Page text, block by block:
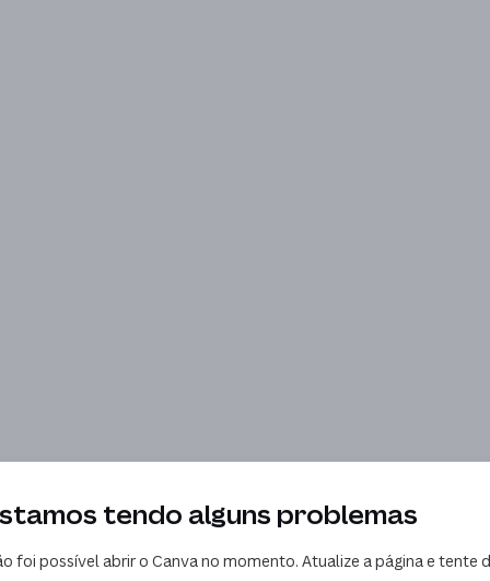
tendo alguns problemas
foi possível abrir o Canva no momento. Atualize a página e tente